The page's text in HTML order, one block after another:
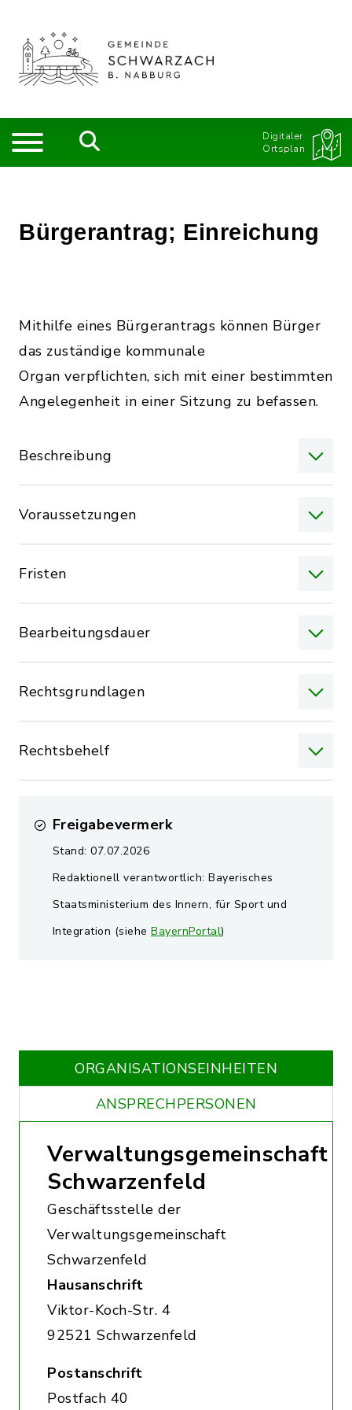
Digitaler
Ortsplan
Bürgerantrag; Einreichung
Mithilfe eines Bürgerantrags können Bürger
das zuständige kommunale
Organ verpflichten, sich mit einer bestimmten
Angelegenheit in einer Sitzung zu befassen.
Beschreibung
Voraussetzungen
Fristen
Bearbeitungsdauer
Rechtsgrundlagen
Rechtsbehelf
Freigabevermerk
Stand: 07.07.2026
Redaktionell verantwortlich: Bayerisches
Staatsministerium des Innern, für Sport und
Integration (siehe BayernPortal)
ORGANISATIONS­EINHEITEN
ANSPRECHPERSONEN
Verwaltungsgemeinschaft
Schwarzenfeld
Geschäftsstelle der
Verwaltungsgemeinschaft
Schwarzenfeld
Hausanschrift
Viktor-Koch-Str. 4
92521 Schwarzenfeld
Postanschrift
Postfach 40